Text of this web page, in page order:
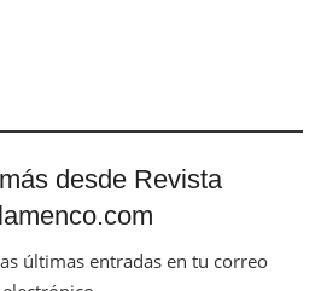
desde Revista
últimas entradas en tu correo